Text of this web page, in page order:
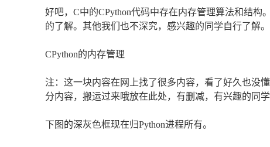
好吧，C中的CPython代码中存在内存管理算法和结构
的了解。其他我们也不深究，感兴趣的同学自行了解。
CPython的内存管理
注：这一块内容在网上找了很多内容，看了好久也没
分内容，搬运过来哦放在此处，有删减，有兴趣的同学
下图的深灰色框现在归Python进程所有。